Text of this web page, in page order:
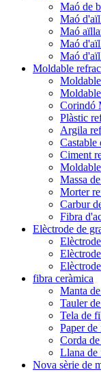
Maó de
Maó
Maó
Maó
Maó
Moldable
Corindó
Plàstic
Argila
Castable
Ciment
Massa
Morter
Carbur
Fibra
Elèctrode de
fibra ceràmica
Manta
Tauler
Tela de
Paper
Corda
Llana de
Nova sèrie de